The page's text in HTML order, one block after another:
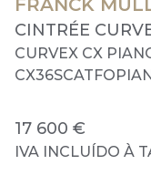
FRANCK
CINTRÉE
CURVEX CX
17 600 €
IVA INCLUÍDO À